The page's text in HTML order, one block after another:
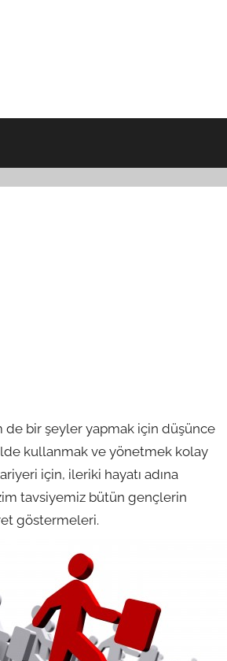
de bir şeyler yapmak için düşünce
kullanmak ve yönetmek kolay
için, ileriki hayatı adına
tavsiyemiz bütün gençlerin
göstermeleri.